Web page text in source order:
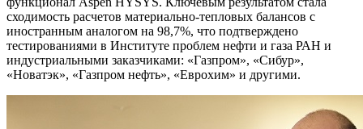
сходимость расчетов материально-тепловых балансов с
иностранным аналогом на 98,7%, что подтверждено
тестированиями в Институте проблем нефти и газа РАН и
индустриальными заказчиками: «Газпром», «Сибур»,
«Новатэк», «Газпром нефть», «Еврохим» и другими.